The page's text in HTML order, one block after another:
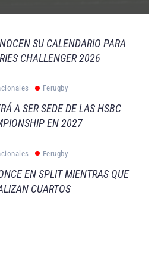
SU CALENDARIO PARA
CHALLENGER 2026
Ferugby
A SER SEDE DE LAS HSBC
EN 2027
Ferugby
EN SPLIT MIENTRAS QUE
CUARTOS